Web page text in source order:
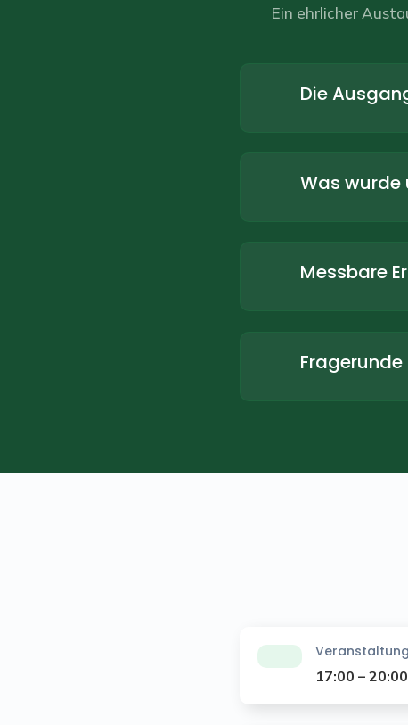
Ein ehrlicher
Die
Was
Messbare
17:00 – 20:00